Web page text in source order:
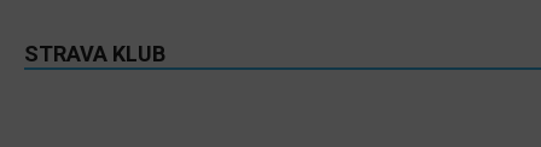
STRAVA KLUB